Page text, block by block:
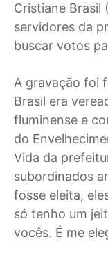
Cristiane Brasil
servidores da
buscar votos
A gravação foi
Brasil era
fluminense e
do
Vida da
subordinados
fosse eleita,
só tenho um
vocês. É me